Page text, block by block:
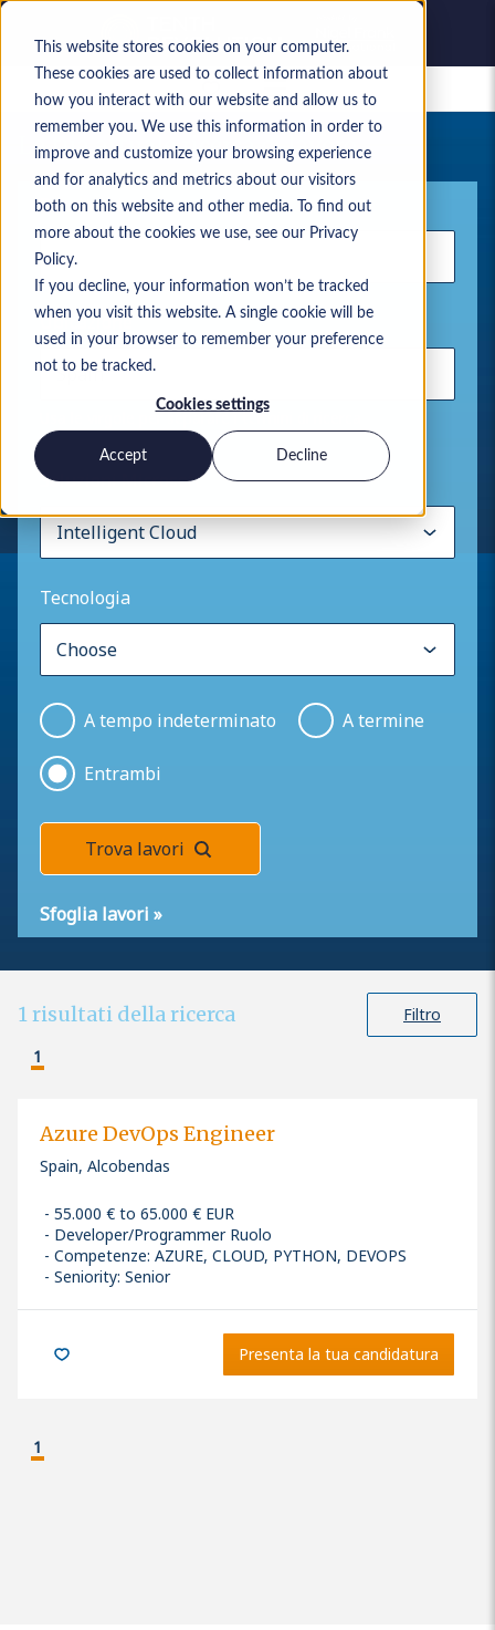
This website stores cookies on your computer.
These cookies are used to collect information about
how you interact with our website and allow us to
remember you. We use this information in order to
improve and customize your browsing experience
and for analytics and metrics about our visitors
both on this website and other media. To find out
more about the cookies we use, see our Privacy
Policy.
If you decline, your information won’t be tracked
when you visit this website. A single cookie will be
used in your browser to remember your preference
not to be tracked.
Cookies settings
Accept Decline
Lavori salvati
La tua attuale ricerca di lavoro
Parola chiave
Ubicazione
Usa le virgole per separare i termini di ricerca
Soluzioni Microsoft
Tecnologia
A tempo indeterminato A termine
Entrambi
Trova lavori
Sfoglia lavori »
1risultati della ricerca
Filtro
1
Azure DevOps Engineer
Spain, Alcobendas
55.000 € to 65.000 € EUR
Developer/Programmer Ruolo
Competenze: AZURE, CLOUD, PYTHON, DEVOPS
Seniority: Senior
Presenta la tua candidatura
1